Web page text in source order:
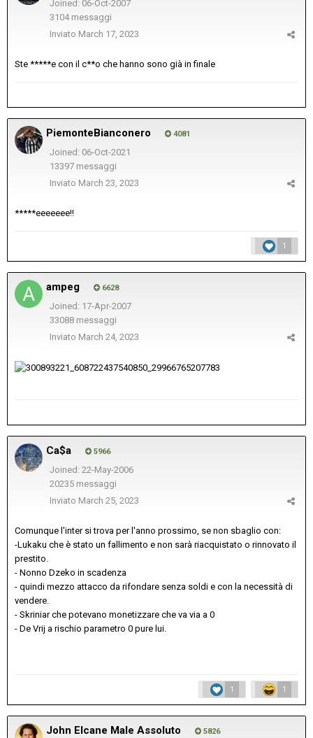
Joined: 06-Oct-2007
3104 messaggi
Inviato March 17, 2023
Ste *****e con il c**o che hanno sono già in finale
PiemonteBianconero 4081
Joined: 06-Oct-2021
13397 messaggi
Inviato March 23, 2023
*****eeeeeee!!
1
ampeg 6628
Joined: 17-Apr-2007
33088 messaggi
Inviato March 24, 2023
Ca$a 5966
Joined: 22-May-2006
20235 messaggi
Inviato March 25, 2023
Comunque l'inter si trova per l'anno prossimo, se non sbaglio con:
-Lukaku che è stato un fallimento e non sarà riacquistato o rinnovato il
prestito.
- Nonno Dzeko in scadenza
- quindi mezzo attacco da rifondare senza soldi e con la necessità di
vendere.
- Skriniar che potevano monetizzare che va via a 0
- De Vrij a rischio parametro 0 pure lui.
1 1
John Elcane Male Assoluto 5826